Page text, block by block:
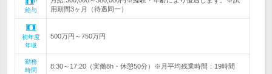
給与
用期間3ヶ月（待遇同一）
初年度
年収
500万円～750万円
勤務
時間
8:30～17:20（実働8h・休憩50分）※月平均残業時間：19時間